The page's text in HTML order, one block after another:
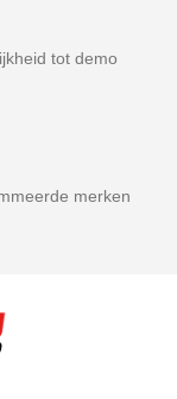
tot demo
merken